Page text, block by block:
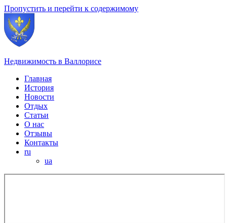
Пропустить и перейти к содержимому
Недвижимость в Валлорисе
Главная
История
Новости
Отдых
Статьи
О нас
Отзывы
Контакты
ru
ua